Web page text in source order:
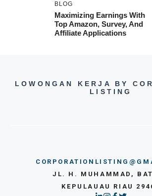
BLOG
Maximizing Earnings With
Top Amazon, Survey, And
Affiliate Applications
LOWONGAN KERJA BY
LISTING
JL. H. MUHAMMAD,
KEPULAUAU RIAU